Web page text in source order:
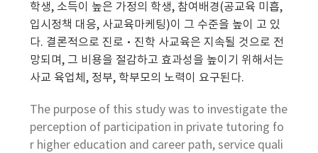
학생, 소득이 높은 가정의 학생, 참여배경(공교육 미흡,
입시정책 대응, 사교육마케팅)이 그 수준을 높이 고 있
다. 결론적으로 진로·진학 사교육은 지속될 것으로 전
망되며, 그 비용을 절감하고 효과성을 높이기 위해서는
사교 육업체, 정부, 학부모의 노력이 요구된다.
The purpose of this study was to investigate the
perception of participation in private tutoring fo
r higher education and career path, service quali